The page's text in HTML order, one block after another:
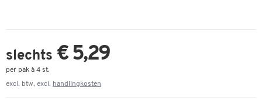
slechts € 5,29
per pak à 4 st.
excl. btw, excl. handlingkosten